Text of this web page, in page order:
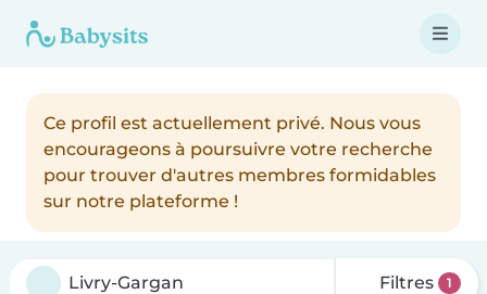
Ce profil est actuellement privé. Nous vous
encourageons à poursuivre votre recherche
pour trouver d'autres membres formidables
sur notre plateforme !
Filtres 1